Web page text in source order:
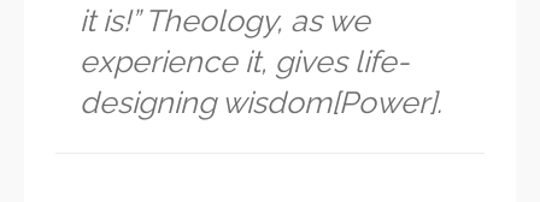
it is!” Theology, as we
experience it, gives life-
designing wisdom[Power].